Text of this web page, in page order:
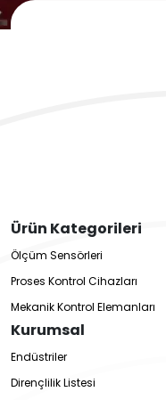
Ürün Kategorileri
Ölçüm Sensörleri
Proses Kontrol Cihazları
Mekanik Kontrol Elemanları
Kurumsal
Endüstriler
Dirençlilik Listesi